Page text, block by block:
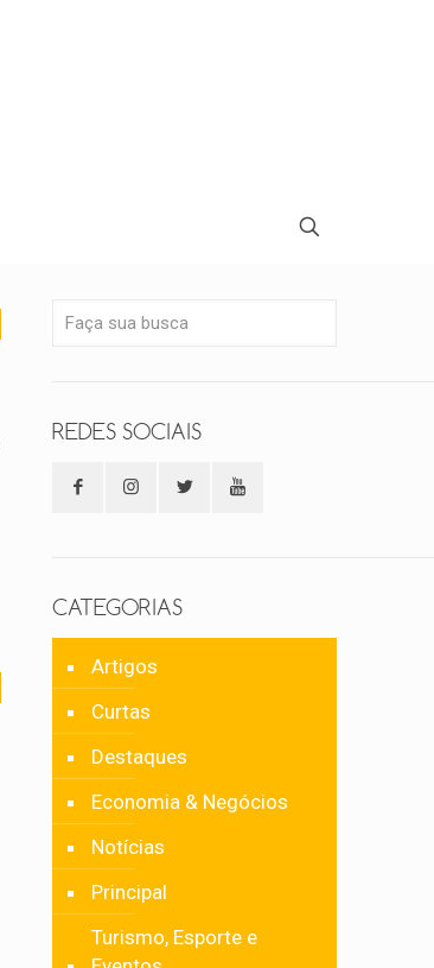
REDES SOCIAIS
CATEGORIAS
Artigos
Curtas
Destaques
Economia & Negócios
Notícias
Principal
Turismo, Esporte e